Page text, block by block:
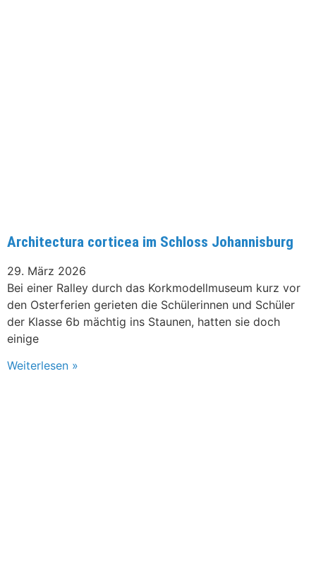
Architectura corticea im Schloss Johannisburg
29. März 2026
Bei einer Ralley durch das Korkmodellmuseum kurz vor
den Osterferien gerieten die Schülerinnen und Schüler
der Klasse 6b mächtig ins Staunen, hatten sie doch
einige
Weiterlesen »